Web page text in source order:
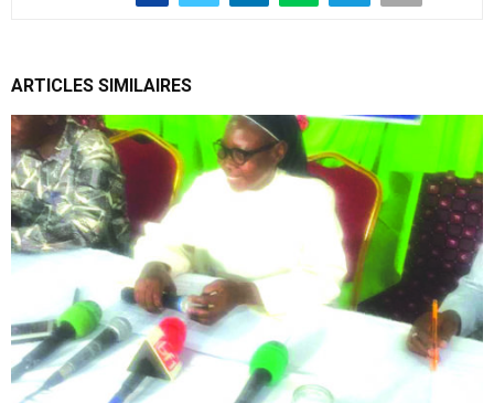
ARTICLES SIMILAIRES